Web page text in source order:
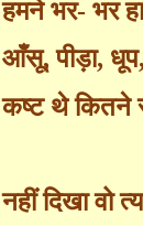
हमने भर- भर
आँसू,पीड़ा, धूप
कष्ट थे
नहीं दिखा वो